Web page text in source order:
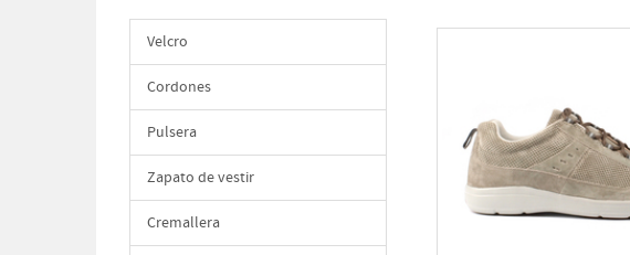
Velcro
Cordones
Pulsera
Zapato de vestir
Cremallera